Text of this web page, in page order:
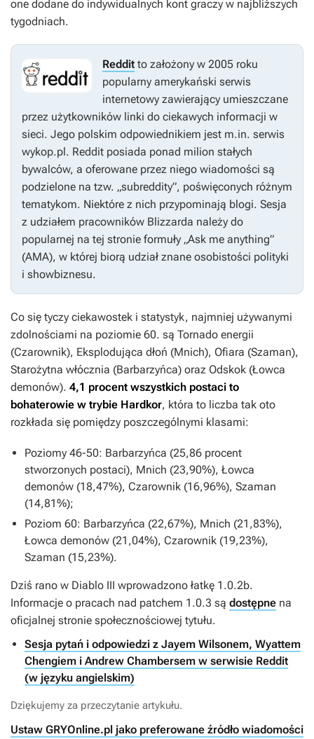
one dodane do indywidualnych kont graczy w najbliższych
tygodniach.
Reddit to założony w 2005 roku
popularny amerykański serwis
internetowy zawierający umieszczane
przez użytkowników linki do ciekawych informacji w
sieci. Jego polskim odpowiednikiem jest m.in. serwis
wykop.pl. Reddit posiada ponad milion stałych
bywalców, a oferowane przez niego wiadomości są
podzielone na tzw. „subreddity”, poświęconych różnym
tematykom. Niektóre z nich przypominają blogi. Sesja
z udziałem pracowników Blizzarda należy do
popularnej na tej stronie formuły „Ask me anything”
(AMA), w której biorą udział znane osobistości polityki
i showbiznesu.
Co się tyczy ciekawostek i statystyk, najmniej używanymi
zdolnościami na poziomie 60. są Tornado energii
(Czarownik), Eksplodująca dłoń (Mnich), Ofiara (Szaman),
Starożytna włócznia (Barbarzyńca) oraz Odskok (Łowca
demonów). 4,1 procent wszystkich postaci to
bohaterowie w trybie Hardkor, która to liczba tak oto
rozkłada się pomiędzy poszczególnymi klasami:
Poziomy 46-50: Barbarzyńca (25,86 procent
stworzonych postaci), Mnich (23,90%), Łowca
demonów (18,47%), Czarownik (16,96%), Szaman
(14,81%);
Poziom 60: Barbarzyńca (22,67%), Mnich (21,83%),
Łowca demonów (21,04%), Czarownik (19,23%),
Szaman (15,23%).
Dziś rano w Diablo III wprowadzono łatkę 1.0.2b.
Informacje o pracach nad patchem 1.0.3 są dostępne na
oficjalnej stronie społecznościowej tytułu.
Sesja pytań i odpowiedzi z Jayem Wilsonem, Wyattem
Chengiem i Andrew Chambersem w serwisie Reddit
(w języku angielskim)
Dziękujemy za przeczytanie artykułu.
Ustaw GRYOnline.pl jako preferowane źródło wiadomości